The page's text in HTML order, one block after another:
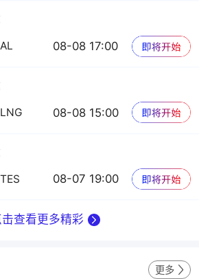
AL 08-08 17:00
LNG 08-08 15:00
TES 08-07 19:00
击查看更多精彩
更多